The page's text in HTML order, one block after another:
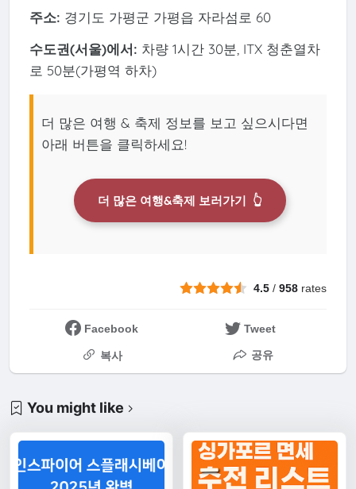
주소: 경기도 가평군 가평읍 자라섬로 60
수도권(서울)에서: 차량 1시간 30분, ITX 청춘열차
로 50분(가평역 하차)
더 많은 여행 & 축제 정보를 보고 싶으시다면
아래 버튼을 클릭하세요!
더 많은 여행&축제 보러가기 👆
4.5 /958 rates
Facebook Tweet
복사 공유
You might like